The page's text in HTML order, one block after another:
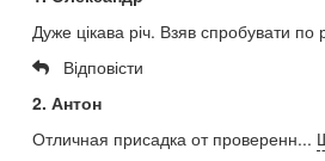
Дуже цікава річ. Взяв спробувати по
Відповісти
2. Антон
Отличная присадка от проверенн...